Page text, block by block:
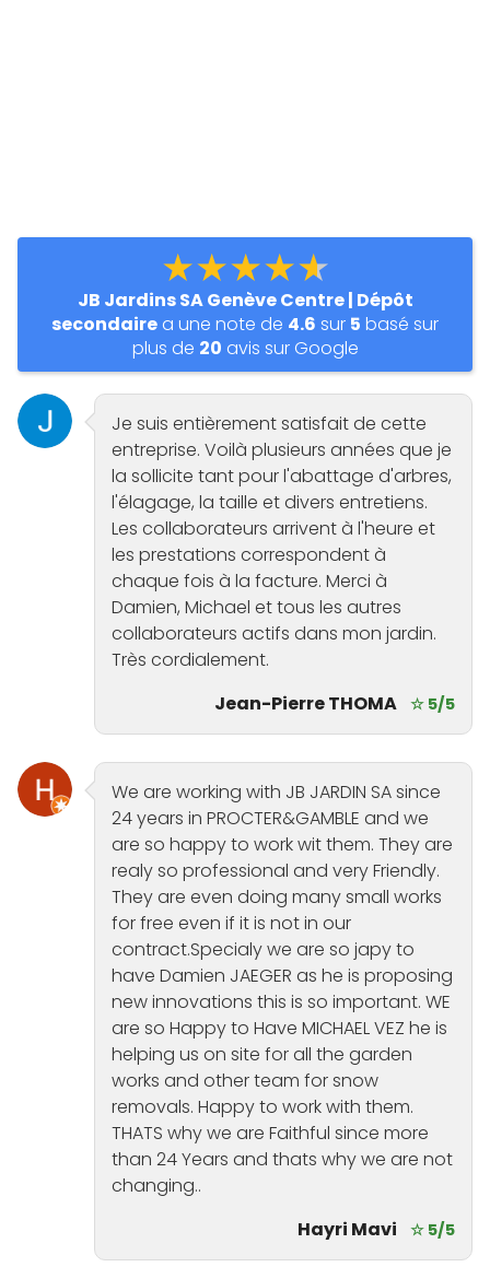
★★★★★
JB Jardins SA Genève Centre | Dépôt
secondairea une note de 4.6 sur 5 basé sur
plus de 20 avis sur Google
Je suis entièrement satisfait de cette
entreprise. Voilà plusieurs années que je
la sollicite tant pour l'abattage d'arbres,
l'élagage, la taille et divers entretiens.
Les collaborateurs arrivent à l'heure et
les prestations correspondent à
chaque fois à la facture. Merci à
Damien, Michael et tous les autres
collaborateurs actifs dans mon jardin.
Très cordialement.
Jean-Pierre THOMA ☆ 5/5
We are working with JB JARDIN SA since
24 years in PROCTER&GAMBLE and we
are so happy to work wit them. They are
realy so professional and very Friendly.
They are even doing many small works
for free even if it is not in our
contract.Specialy we are so japy to
have Damien JAEGER as he is proposing
new innovations this is so important. WE
are so Happy to Have MICHAEL VEZ he is
helping us on site for all the garden
works and other team for snow
removals. Happy to work with them.
THATS why we are Faithful since more
than 24 Years and thats why we are not
changing..
Hayri Mavi
☆ 5/5